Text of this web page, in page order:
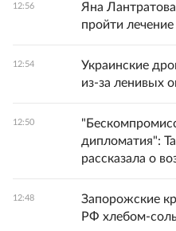
12:56
Яна
пройти
12:54
Украинские
из-за ленивых
12:50
дипломатия":
рассказала о
12:48
Запорожские
РФ хлебом-